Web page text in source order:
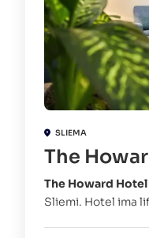
SLIEMA
The
The Howard Hotel
Sliemi. Hotel ima